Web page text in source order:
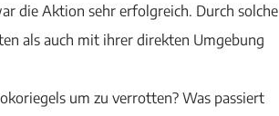
die Aktion sehr erfolgreich. Durch solche
als auch mit ihrer direkten Umgebung
um zu verrotten? Was passiert